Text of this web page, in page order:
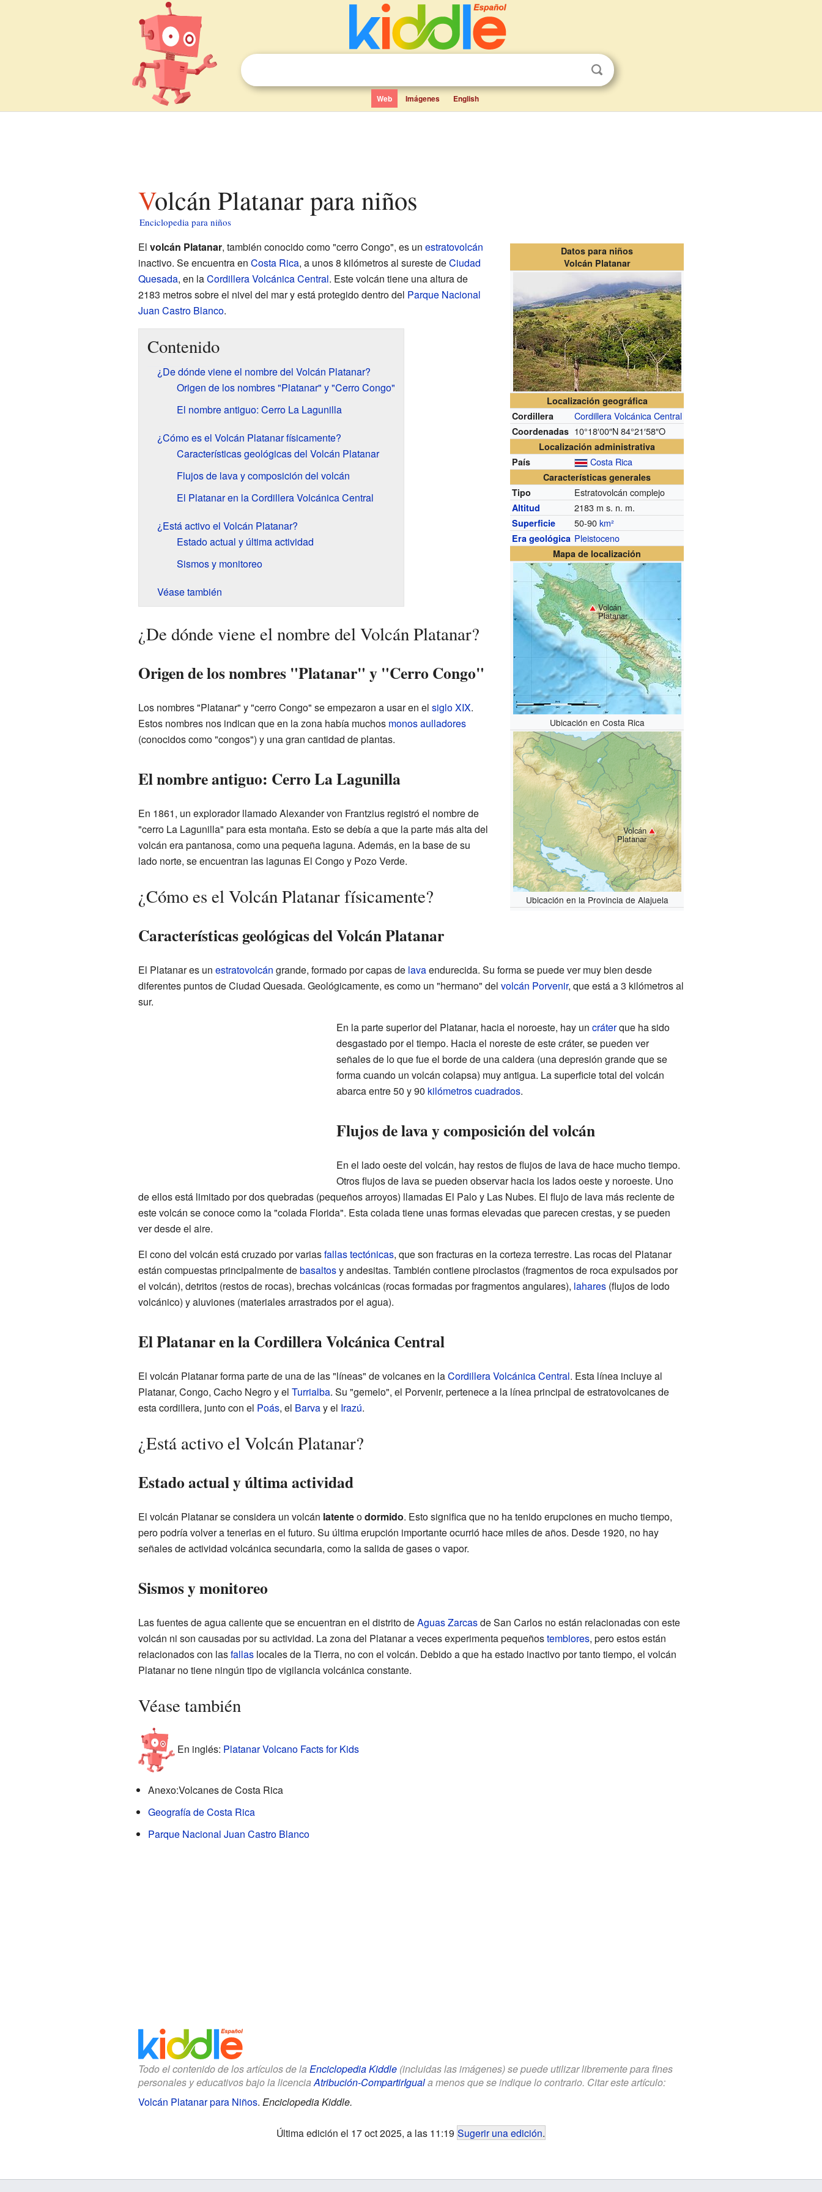
Web Imágenes English
Volcán Platanar para niños
Enciclopedia para niños
Datos para niños
Volcán Platanar
Localización geográfica
Cordillera
Cordillera Volcánica Central
Coordenadas 10°18′00″N 84°21′58″O
Localización administrativa
País
Costa Rica
Características generales
Tipo
Estratovolcán complejo
Altitud 2183 m s. n. m.
Superficie 50-90km²
Era geológica Pleistoceno
Mapa de localización
Volcán
Platanar
Ubicación en Costa Rica
Volcán
Platanar
Ubicación en la Provincia de Alajuela
El volcán Platanar, también conocido como "cerro Congo", es un estratovolcán
inactivo. Se encuentra en Costa Rica, a unos 8 kilómetros al sureste deCiudad
Quesada, en laCordillera Volcánica Central. Este volcán tiene una altura de
2183 metros sobre el nivel del mar y está protegido dentro del Parque Nacional
Juan Castro Blanco.
Contenido
¿De dónde viene el nombre del Volcán Platanar?
Origen de los nombres "Platanar" y "Cerro Congo"
El nombre antiguo: Cerro La Lagunilla
¿Cómo es el Volcán Platanar físicamente?
Características geológicas del Volcán Platanar
Flujos de lava y composición del volcán
El Platanar en la Cordillera Volcánica Central
¿Está activo el Volcán Platanar?
Estado actual y última actividad
Sismos y monitoreo
Véase también
¿De dónde viene el nombre del Volcán Platanar?
Origen de los nombres "Platanar" y "Cerro Congo"
Los nombres "Platanar" y "cerro Congo" se empezaron a usar en el siglo XIX.
Estos nombres nos indican que en la zona había muchos monos aulladores
(conocidos como "congos") y una gran cantidad de plantas.
El nombre antiguo: Cerro La Lagunilla
En 1861, un explorador llamado Alexander von Frantzius registró el nombre de
"cerro La Lagunilla" para esta montaña. Esto se debía a que la parte más alta del
volcán era pantanosa, como una pequeña laguna. Además, en la base de su
lado norte, se encuentran las lagunas El Congo y Pozo Verde.
¿Cómo es el Volcán Platanar físicamente?
Características geológicas del Volcán Platanar
El Platanar es un estratovolcán grande, formado por capas de lavaendurecida. Su forma se puede ver muy bien desde
diferentes puntos de Ciudad Quesada. Geológicamente, es como un "hermano" del volcán Porvenir, que está a 3 kilómetros al
sur.
En la parte superior del Platanar, hacia el noroeste, hay un cráterque ha sido
desgastado por el tiempo. Hacia el noreste de este cráter, se pueden ver
señales de lo que fue el borde de una caldera (una depresión grande que se
forma cuando un volcán colapsa) muy antigua. La superficie total del volcán
abarca entre 50 y 90 kilómetros cuadrados.
Flujos de lava y composición del volcán
En el lado oeste del volcán, hay restos de flujos de lava de hace mucho tiempo.
Otros flujos de lava se pueden observar hacia los lados oeste y noroeste. Uno
de ellos está limitado por dos quebradas (pequeños arroyos) llamadas El Palo y Las Nubes. El flujo de lava más reciente de
este volcán se conoce como la "colada Florida". Esta colada tiene unas formas elevadas que parecen crestas, y se pueden
ver desde el aire.
El cono del volcán está cruzado por variasfallas tectónicas, que son fracturas en la corteza terrestre. Las rocas del Platanar
están compuestas principalmente debasaltosy andesitas. También contiene piroclastos (fragmentos de roca expulsados por
el volcán), detritos (restos de rocas), brechas volcánicas (rocas formadas por fragmentos angulares), lahares(flujos de lodo
volcánico) y aluviones (materiales arrastrados por el agua).
El Platanar en la Cordillera Volcánica Central
El volcán Platanar forma parte de una de las "líneas" de volcanes en laCordillera Volcánica Central. Esta línea incluye al
Platanar, Congo, Cacho Negro y el Turrialba. Su "gemelo", el Porvenir, pertenece a la línea principal de estratovolcanes de
esta cordillera, junto con el Poás, el Barvay el Irazú.
¿Está activo el Volcán Platanar?
Estado actual y última actividad
El volcán Platanar se considera un volcán latenteodormido. Esto significa que no ha tenido erupciones en mucho tiempo,
pero podría volver a tenerlas en el futuro. Su última erupción importante ocurrió hace miles de años. Desde 1920, no hay
señales de actividad volcánica secundaria, como la salida de gases o vapor.
Sismos y monitoreo
Las fuentes de agua caliente que se encuentran en el distrito deAguas Zarcasde San Carlos no están relacionadas con este
volcán ni son causadas por su actividad. La zona del Platanar a veces experimenta pequeñostemblores, pero estos están
relacionados con lasfallaslocales de la Tierra, no con el volcán. Debido a que ha estado inactivo por tanto tiempo, el volcán
Platanar no tiene ningún tipo de vigilancia volcánica constante.
Véase también
En inglés: Platanar Volcano Facts for Kids
Anexo:Volcanes de Costa Rica
Geografía de Costa Rica
Parque Nacional Juan Castro Blanco
Todo el contenido de los artículos de la Enciclopedia Kiddle(incluidas las imágenes) se puede utilizar libremente para fines
personales y educativos bajo la licenciaAtribución-CompartirIguala menos que se indique lo contrario. Citar este artículo:
Volcán Platanar para Niños. Enciclopedia Kiddle.
Última edición el 17 oct 2025, a las 11:19 Sugerir una edición.